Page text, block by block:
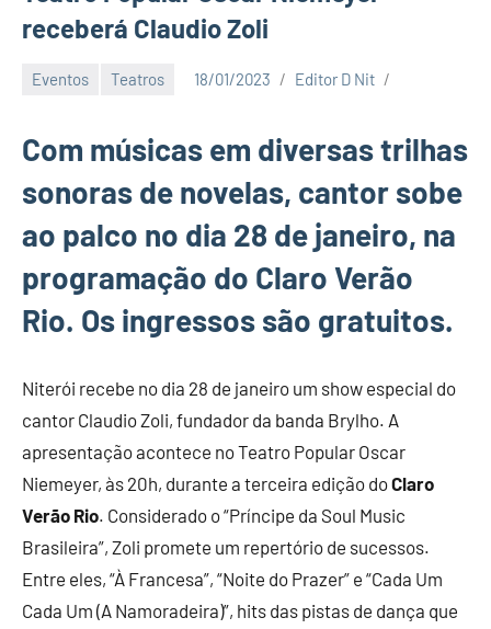
receberá Claudio Zoli
Eventos Teatros 18/01/2023 Editor D Nit
Com músicas em diversas trilhas
sonoras de novelas, cantor sobe
ao palco no dia 28 de janeiro, na
programação do Claro Verão
Rio. Os ingressos são gratuitos.
Niterói recebe no dia 28 de janeiro um show especial do
cantor Claudio Zoli, fundador da banda Brylho. A
apresentação acontece no Teatro Popular Oscar
Niemeyer, às 20h, durante a terceira edição doClaro
Verão Rio. Considerado o “Príncipe da Soul Music
Brasileira”, Zoli promete um repertório de sucessos.
Entre eles, “À Francesa”, “Noite do Prazer” e “Cada Um
Cada Um (A Namoradeira)”, hits das pistas de dança que